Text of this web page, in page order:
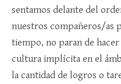
sentamos delante del
nuestros compañeros/as
tiempo, no paran de hacer
cultura implícita en el
la cantidad de logros o